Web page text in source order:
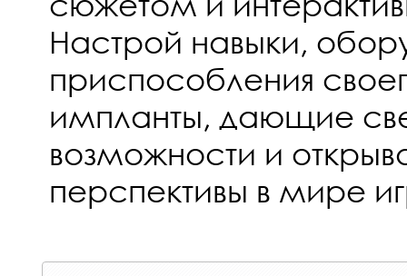
Настрой навыки,
приспособления
импланты, дающие
возможности и
перспективы в мире